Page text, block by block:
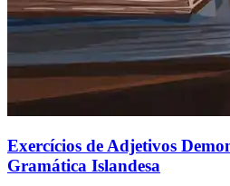
Exercícios de Adjetivos
Gramática Islandesa